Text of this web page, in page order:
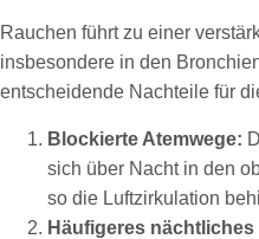
Rauchen führt zu einer
insbesondere in den
entscheidende Nachteile für
Blockierte Atemwege:
sich über Nacht in den
so die Luftzirkulation
Häufigeres nächtliches